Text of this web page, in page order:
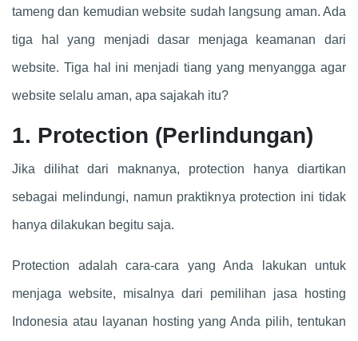
tameng dan kemudian website sudah langsung aman. Ada
tiga hal yang menjadi dasar menjaga keamanan dari
website. Tiga hal ini menjadi tiang yang menyangga agar
website selalu aman, apa sajakah itu?
1. Protection (Perlindungan)
Jika dilihat dari maknanya, protection hanya diartikan
sebagai melindungi, namun praktiknya protection ini tidak
hanya dilakukan begitu saja.
Protection adalah cara-cara yang Anda lakukan untuk
menjaga website, misalnya dari pemilihan jasa hosting
Indonesia atau layanan hosting yang Anda pilih, tentukan